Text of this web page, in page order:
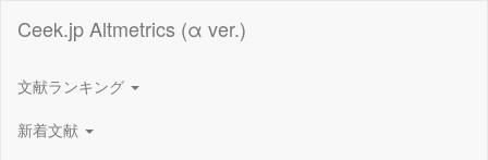
Ceek.jp Altmetrics (α ver.)
文献ランキング
新着文献